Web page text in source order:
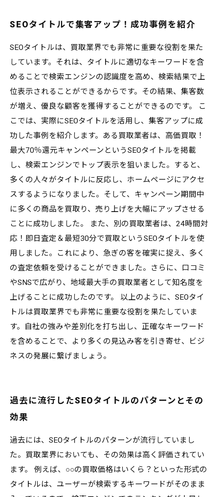
SEOタイトルで集客アップ！成功事例を紹介
SEOタイトルは、買取業界でも非常に重要な役割を果た
しています。それは、タイトルに適切なキーワードを含
めることで検索エンジンの認識度を高め、検索結果で上
位表示されることができるからです。その結果、集客数
が増え、優良な顧客を獲得することができるのです。 こ
こでは、実際にSEOタイトルを活用し、集客アップに成
功した事例を紹介します。ある買取業者は、高価買取！
最大70％還元キャンペーンというSEOタイトルを掲載
し、検索エンジンでトップ表示を狙いました。すると、
多くの人々がタイトルに反応し、ホームページにアクセ
スするようになりました。そして、キャンペーン期間中
に多くの商品を買取り、売り上げを大幅にアップさせる
ことに成功しました。 また、別の買取業者は、24時間対
応！即日査定＆最短30分で買取というSEOタイトルを使
用しました。これにより、急ぎの客を確実に捉え、多く
の査定依頼を受けることができました。さらに、口コミ
やSNSで広がり、地域最大手の買取業者として知名度を
上げることに成功したのです。 以上のように、SEOタイ
トルは買取業界でも非常に重要な役割を果たしていま
す。自社の強みや差別化を打ち出し、正確なキーワード
を含めることで、より多くの見込み客を引き寄せ、ビジ
ネスの発展に繋げましょう。
過去に流行したSEOタイトルのパターンとその
効果
過去には、SEOタイトルのパターンが流行していまし
た。買取業界においても、その効果は高く評価されてい
ます。 例えば、○○の買取価格はいくら？といった形式の
タイトルは、ユーザーが検索するキーワードがそのまま